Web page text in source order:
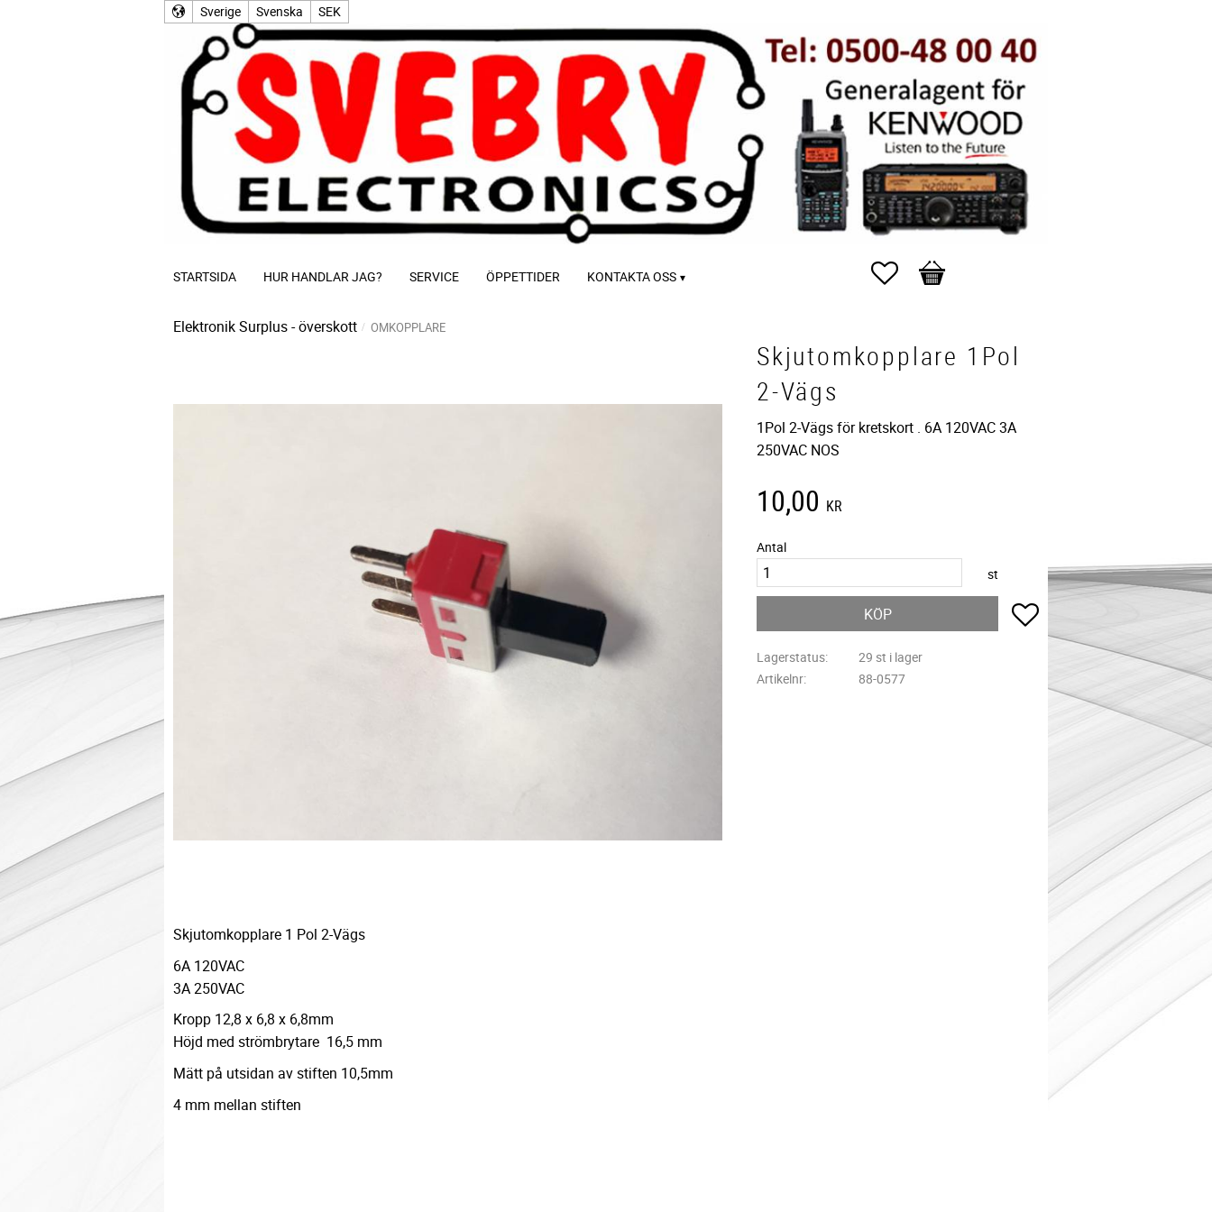
Sverige Svenska SEK
STARTSIDA HUR HANDLAR JAG? SERVICE ÖPPETTIDER KONTAKTA OSS Favoriter
Kundvagn
Elektronik Surplus - överskott OMKOPPLARE
Skjutomkopplare 1Pol
2-Vägs
1Pol 2-Vägs för kretskort . 6A 120VAC 3A
250VAC NOS
10,00 KR
Antal
st
KÖP Lägg till i favoriter
Lagerstatus
29 st i lager
Artikelnr
88-0577
Skjutomkopplare 1 Pol 2-Vägs
6A 120VAC
3A 250VAC
Kropp 12,8 x 6,8 x 6,8mm
Höjd med strömbrytare 16,5 mm
Mätt på utsidan av stiften 10,5mm
4 mm mellan stiften